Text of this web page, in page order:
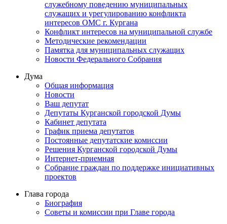
служебному поведению муниципальных
служащих и урегулированию конфликта
интересов ОМС г. Кургана
Конфликт интересов на муниципальной службе
Методические рекомендации
Памятка для муниципальных служащих
Новости Федерального Cобрания
Дума
Общая информация
Новости
Ваш депутат
Депутаты Курганской городской Думы
Кабинет депутата
График приема депутатов
Постоянные депутатские комиссии
Решения Курганской городской Думы
Интернет-приемная
Собрание граждан по поддержке инициативных
проектов
Глава города
Биография
Советы и комиссии при Главе города